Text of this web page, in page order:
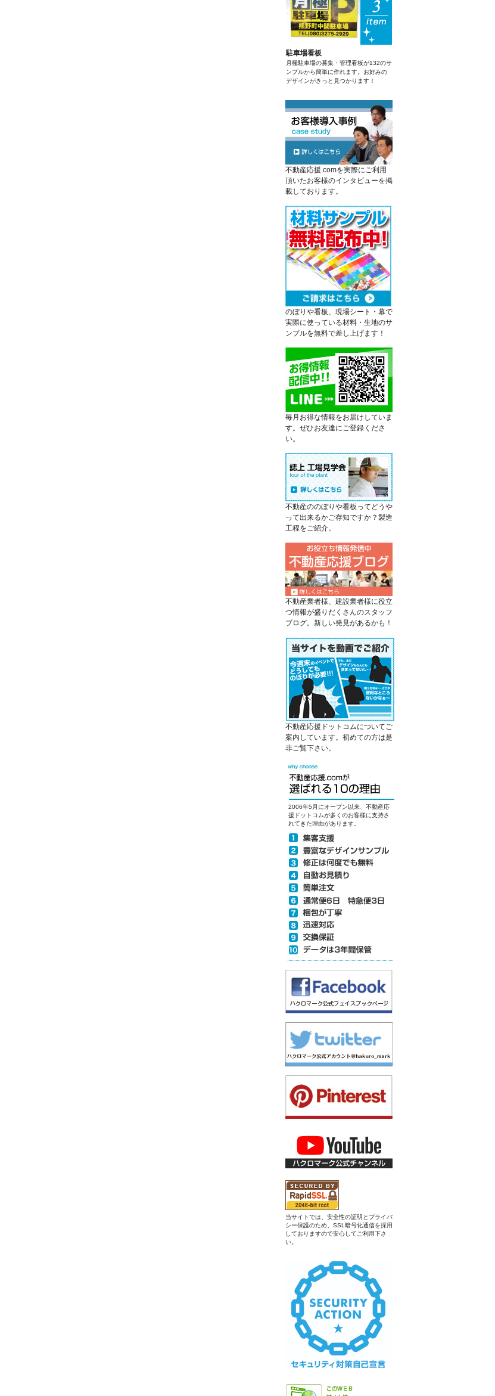
駐車場看板
月極駐車場の募集・管理看板が132のサ
ンプルから簡単に作れます。お好みの
デザインがきっと見つかります！
不動産応援.comを実際にご利用
頂いたお客様のインタビューを掲
載しております。
のぼりや看板、現場シート・幕で
実際に使っている材料・生地のサ
ンプルを無料で差し上げます！
毎月お得な情報をお届けしていま
す。ぜひお友達にご登録くださ
い。
不動産ののぼりや看板ってどうや
って出来るかご存知ですか？製造
工程をご紹介。
不動産業者様、建設業者様に役立
つ情報が盛りだくさんのスタッフ
ブログ。新しい発見があるかも！
不動産応援ドットコムについてご
案内しています。初めての方は是
非ご覧下さい。
2006年5月にオープン以来、不動産応
援ドットコムが多くのお客様に支持さ
れてきた理由があります。
当サイトでは、安全性の証明とプライバ
シー保護のため、SSL暗号化通信を採用
しておりますので安心してご利用下さ
い。